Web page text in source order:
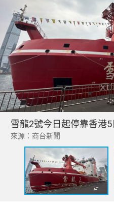
雪龍2號今日起停靠香
來源：商台新聞